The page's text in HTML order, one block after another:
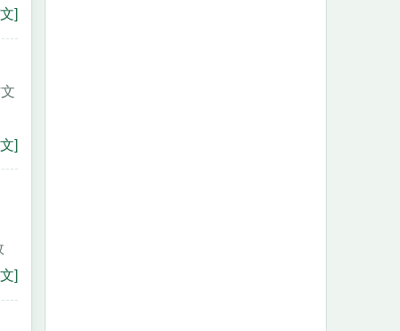
]
]
]